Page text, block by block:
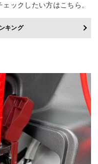
ックしたい方はこちら。
キング